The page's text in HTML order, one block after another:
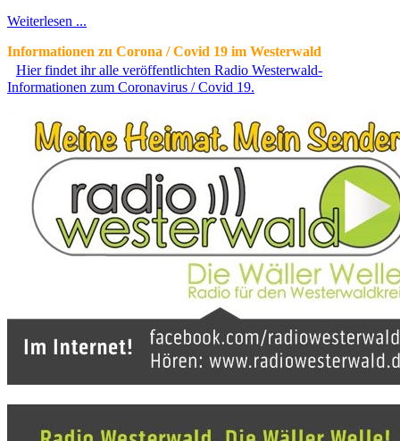
Weiterlesen ...
Informationen zu Corona / Covid 19 im Westerwald
Hier findet ihr alle veröffentlichten Radio Westerwald-
Informationen zum Coronavirus / Covid 19.